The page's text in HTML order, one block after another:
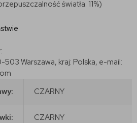
światła: 11%)
Warszawa, kraj: Polska, e-mail:
CZARNY
CZARNY